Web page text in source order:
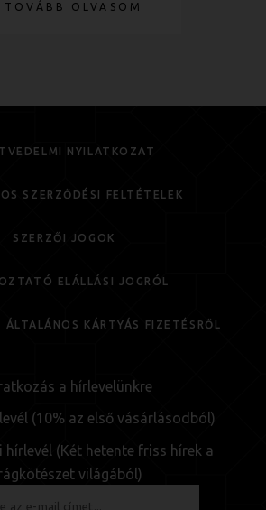
TOVÁBB OLVASOM
NYILATKOZAT
SZERZŐDÉSI FELTÉTELEK
SZERZŐI JOGOK
ELÁLLÁSI JOGRÓL
KÁRTYÁS FIZETÉSRŐL
a hírlevelünkre
(10% az első vásárlásodból)
hírlevél (Két hetente friss hírek a
világából)